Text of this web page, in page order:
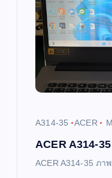
A314-35 ACER
ACER A314-
ACER A314-35 ภ